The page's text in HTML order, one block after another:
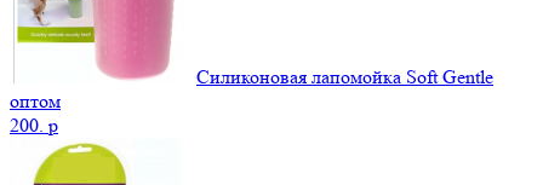
Силиконовая лапомойка Soft Gentle
оптом
200. p